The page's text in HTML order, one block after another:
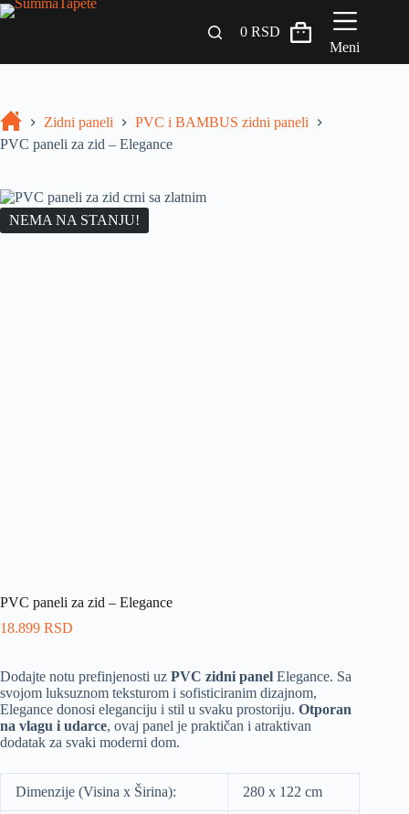
Drveni Pregradni Zidovi i Police
Građevinski materijali
0RSD
Meni
Zidni paneli
PVC i BAMBUS zidni paneli
PVC paneli za zid – Elegance
NEMA NA STANJU!
PVC paneli za zid – Elegance
18.899 RSD
Dodajte notu prefinjenosti uz PVC zidni panel Elegance. Sa
svojom luksuznom teksturom i sofisticiranim dizajnom,
Elegance donosi eleganciju i stil u svaku prostoriju. Otporan
na vlagu i udarce, ovaj panel je praktičan i atraktivan
dodatak za svaki moderni dom.
Dimenzije (Visina x Širina): 280 x 122 cm